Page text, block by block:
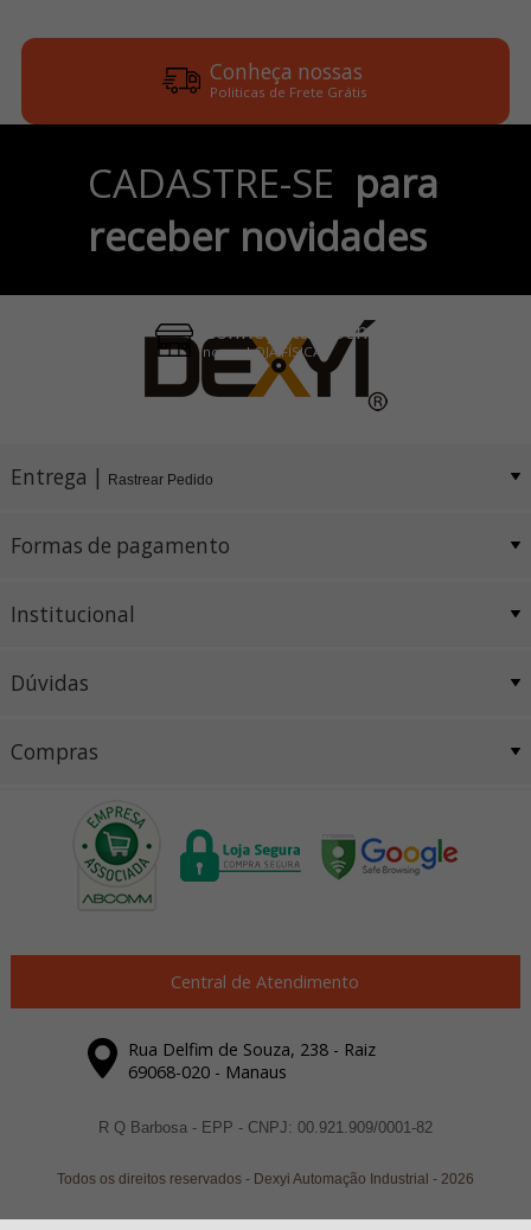
Conheça nossas
Politicas de Frete Grátis
no Cartão de Crédito
Pix e Boleto
Conheça também
nossa LOJA FÍSICA
CADASTRE-SE para
receber novidades
Entrega | Rastrear Pedido
Formas de pagamento
Institucional
Dúvidas
Compras
Central de Atendimento
Rua Delfim de Souza, 238 - Raiz
69068-020 - Manaus
R Q Barbosa - EPP - CNPJ: 00.921.909/0001-82
Todos os direitos reservados -Dexyi Automação Industrial -2026